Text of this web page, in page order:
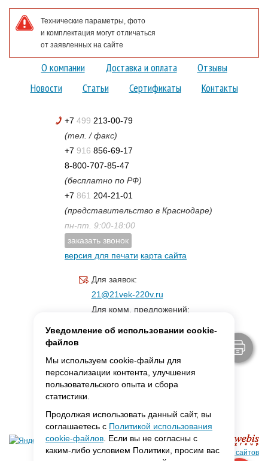
Технические параметры, фото
и комплектация могут отличаться
от заявленных на сайте
О компании Доставка и оплата
Отзывы
Новости
Статьи Сертификаты Контакты
+7 499 213-00-79
(тел. / факс)
+7 916 856-69-17
8-800-707-85-47
(бесплатно по РФ)
+7 861 204-21-01
(представительство в Краснодаре)
пн-пт. 9:00-18:00
заказать звонок
версия для печати карта сайта
Для заявок:
21@21vek-220v.ru
Для комм. предложений:
Создание сайтов
Уведомление об использовании cookie-
файлов
Мы используем cookie-файлы для
персонализации контента, улучшения
пользовательского опыта и сбора
статистики.
Продолжая использовать данный сайт, вы
соглашаетесь с Политикой использования
cookie-файлов . Если вы не согласны с
каким-либо условием Политики, просим вас